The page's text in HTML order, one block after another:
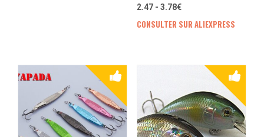
2.47 - 3.78€
CONSULTER SUR ALIEXPRESS